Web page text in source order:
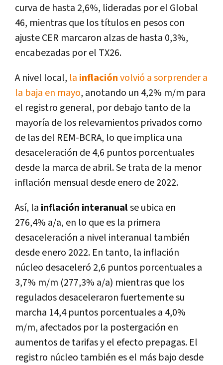
curva de hasta 2,6%, lideradas por el Global
46, mientras que los títulos en pesos con
ajuste CER marcaron alzas de hasta 0,3%,
encabezadas por el TX26.
A nivel local, la inflaciónvolvió a sorprender a
la baja en mayo, anotando un 4,2% m/m para
el registro general, por debajo tanto de la
mayoría de los relevamientos privados como
de las del REM-BCRA, lo que implica una
desaceleración de 4,6 puntos porcentuales
desde la marca de abril. Se trata de la menor
inflación mensual desde enero de 2022.
Así, la inflación interanualse ubica en
276,4% a/a, en lo que es la primera
desaceleración a nivel interanual también
desde enero 2022. En tanto, la inflación
núcleo desaceleró 2,6 puntos porcentuales a
3,7% m/m (277,3% a/a) mientras que los
regulados desaceleraron fuertemente su
marcha 14,4 puntos porcentuales a 4,0%
m/m, afectados por la postergación en
aumentos de tarifas y el efecto prepagas. El
registro núcleo también es el más bajo desde